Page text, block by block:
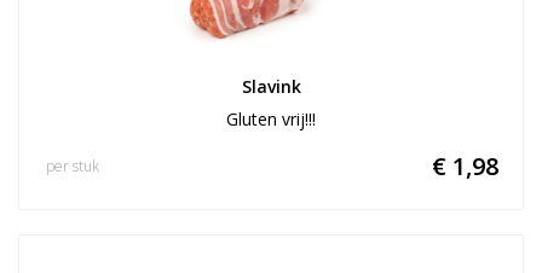
Slavink
Gluten vrij!!!
€ 1,98
per stuk